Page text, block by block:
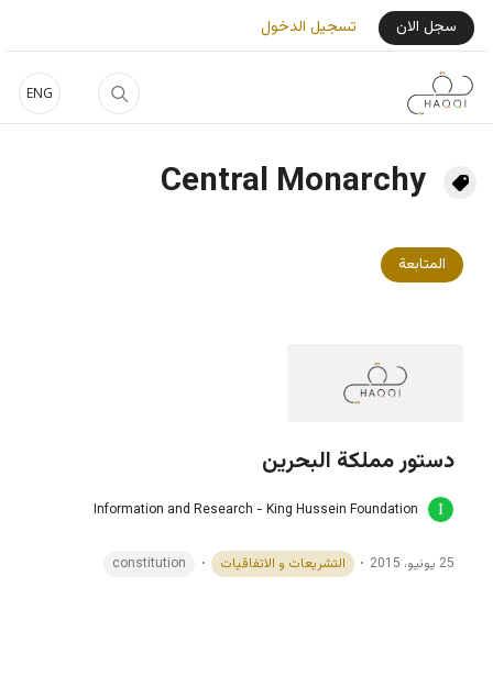
تجاوز إلى المحتوى الرئيسي
ENG
User Login Menu
سجل الان تسجيل الدخول
Central Monarchy
المتابعة
دستور مملكة البحرين
Information and Research - King Hussein Foundation
25 يونيو، 2015 التشريعات و الاتفاقيات constitution